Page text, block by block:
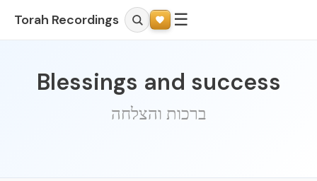
Torah Recordings ☰
Blessings and success
ברכות והצלחה